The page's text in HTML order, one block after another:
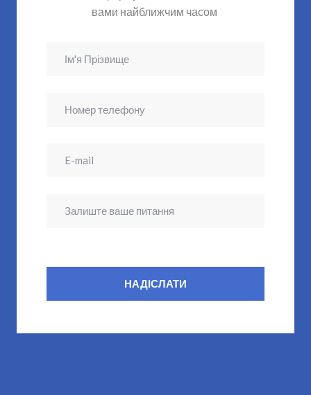
вами найближчим часом
НАДІСЛАТИ